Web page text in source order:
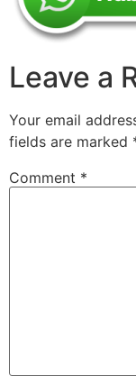
Leave a
Your email
fields are marked
Comment *